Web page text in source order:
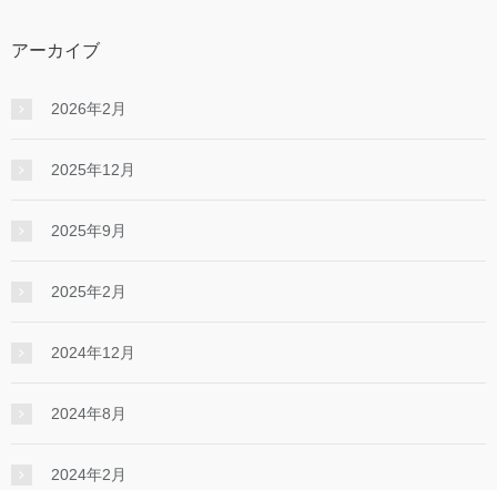
アーカイブ
2026年2月
2025年12月
2025年9月
2025年2月
2024年12月
2024年8月
2024年2月